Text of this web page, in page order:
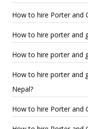
How to hire Porter and
How to hire porter and
How to hire porter and
How to hire porter and
Nepal?
How to hire Porter and